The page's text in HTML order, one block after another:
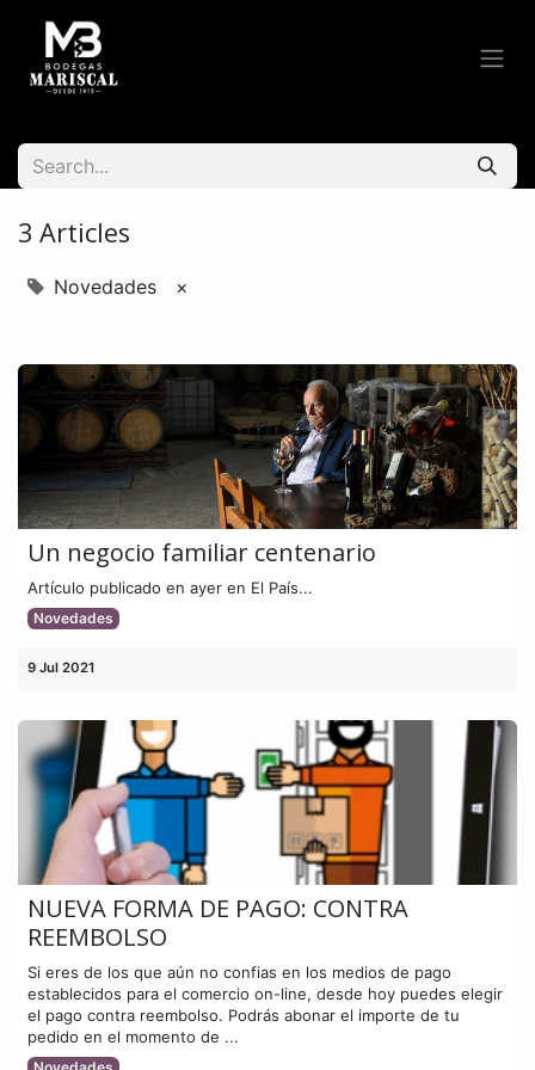
3 Articles
Novedades ×
Un negocio familiar centenario
Artículo publicado en ayer en El País...
Novedades
9 Jul 2021
NUEVA FORMA DE PAGO: CONTRA
REEMBOLSO
Si eres de los que aún no confias en los medios de pago
establecidos para el comercio on-line, desde hoy puedes elegir
el pago contra reembolso. Podrás abonar el importe de tu
pedido en el momento de ...